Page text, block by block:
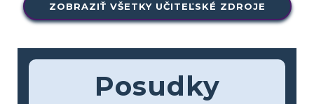
ZOBRAZIŤ VŠETKY UČITEĽSKÉ ZDROJE
Posudky